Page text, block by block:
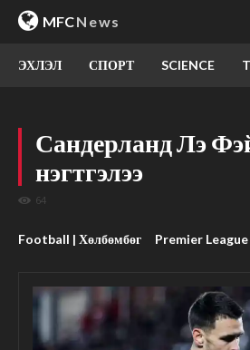
MFCNews
ЭХЛЭЛ СПОРТ SCIENCE
Сандерланд Лэ
нэгтгэлээ
64
Football | Хөлбөмбөг Premier League